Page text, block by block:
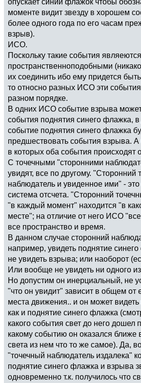
моменте видит звезду в хорошем
более одного года по его часам
взрыв).
ИСО.
Поскольку такие события являеются
пространственноподобными
их соединить ибо ему придется
то относно разных ИСО эти
разном порядке.
В одних ИСО событие взрыва
события поднятия синего флажка, в
событие поднятия синего флажка
предшествовать события взрыва.
в которых оба события происходят
С точечными "сторонними
увидят, все по другому. "Сторонний
наблюдатель и увиденное ими" -
система отсчета. "Сторонний
"в каждый момент" находится "в
месте"; на отличие от него ИСО
все пространство и время.
В данном случае сторонний
например, увидеть поднятие
не увидеть взрыва; или наоборот
Или вообще не увидеть ни одного
Но допустим он инерциальный, не
"что он увидит" зависит в общем от
места движения.. и он может
как и поднятие синего флажка
какого события свет до него дошел
какому событию он оказался ближе
света из нем что то же самое). Да,
"точечный наблюдатель издалека"
поднятие синего флажка и взрыва
одновременно т.к. получилось что